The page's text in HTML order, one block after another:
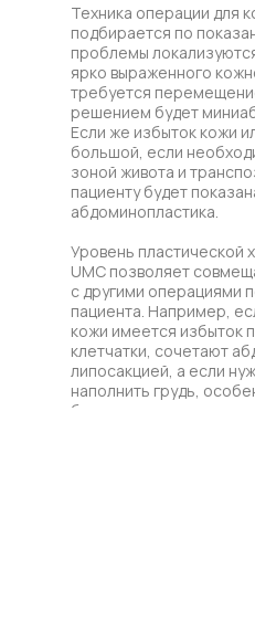
Техника операции для
подбирается по
проблемы
ярко выраженного
требуется
решением будет
Если же избыток кожи
большой, если
зоной живота и
пациенту будет
абдоминопластика.
Уровень пластической
UMC позволяет
с другими операциями
пациента. Например,
кожи имеется избыток
клетчатки, сочетают
липосакцией, а если
наполнить грудь,
беременности — с